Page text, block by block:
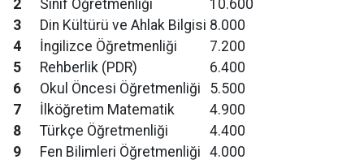
2
Sınıf Öğretmenliği
10.600
3
Din Kültürü ve Ahlak Bilgisi 8.000
4
İngilizce Öğretmenliği
7.200
5
Rehberlik (PDR)
6.400
6
Okul Öncesi Öğretmenliği
5.500
7
İlköğretim Matematik
4.900
8
Türkçe Öğretmenliği
4.400
9
Fen Bilimleri Öğretmenliği 4.000